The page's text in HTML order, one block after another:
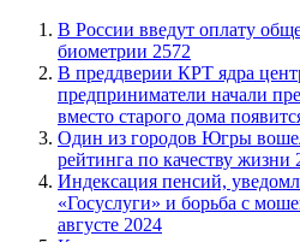
В России введут оплату
биометрии 2572
​В преддверии КРТ ядра
предприниматели начали
вместо старого дома
Один из городов Югры
рейтинга по качеству жизни
​Индексация пенсий,
«Госуслуги» и борьба с
августе 2024